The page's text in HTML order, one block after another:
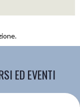
ED EVENTI